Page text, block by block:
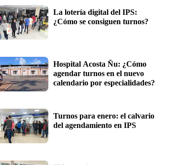
La lotería digital del IPS:
Hospital Acosta Ñu: ¿Cómo
agendar turnos en el nuevo
calendario por especialidades?
Turnos para enero: el calvario
del agendamiento en IPS